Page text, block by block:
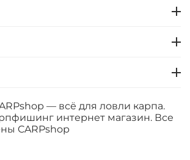
— всё для ловли карпа.
интернет магазин. Все
CARPshop